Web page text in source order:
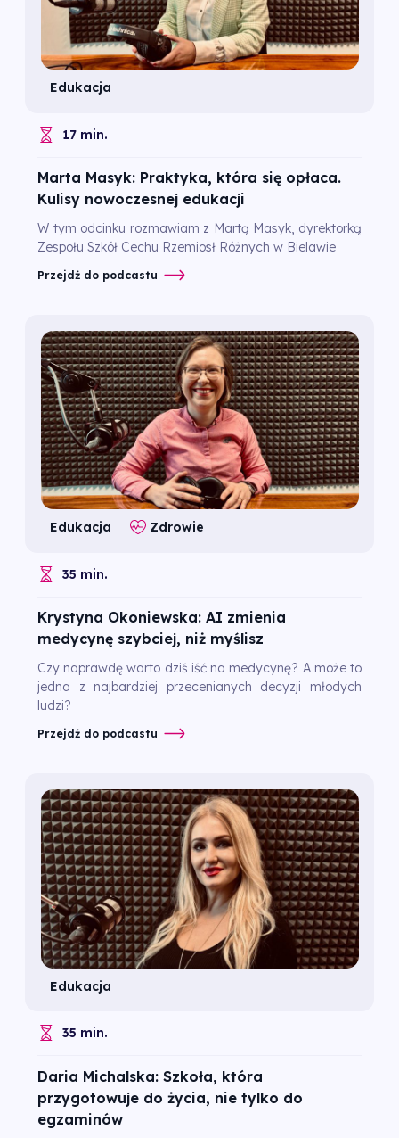
Edukacja
17 min.
Marta Masyk: Praktyka, która się opłaca.
Kulisy nowoczesnej edukacji
W tym odcinku rozmawiam z Martą Masyk, dyrektorką
Zespołu Szkół Cechu Rzemiosł Różnych w Bielawie
Przejdź do podcastu
Edukacja Zdrowie
35 min.
Krystyna Okoniewska: AI zmienia
medycynę szybciej, niż myślisz
Czy naprawdę warto dziś iść na medycynę? A może to
jedna z najbardziej przecenianych decyzji młodych
ludzi?
Przejdź do podcastu
Edukacja
35 min.
Daria Michalska: Szkoła, która
przygotowuje do życia, nie tylko do
egzaminów